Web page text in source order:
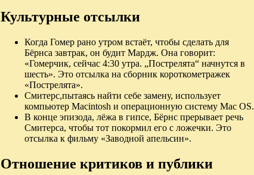
Культурные отсылки
Когда Гомер рано утром встаёт, чтобы сделать для
Бёрнса завтрак, он будит Мардж. Она говорит:
«Гомерчик, сейчас 4:30 утра. „Пострелята“ начнутся в
шесть». Это отсылка на сборник короткометражек
«Пострелята».
Смитерс,пытаясь найти себе замену, использует
компьютер Macintosh и операционную систему Mac OS.
В конце эпизода, лёжа в гипсе, Бёрнс прерывает речь
Смитерса, чтобы тот покормил его с ложечки. Это
отсылка к фильму «Заводной апельсин».
Отношение критиков и публики